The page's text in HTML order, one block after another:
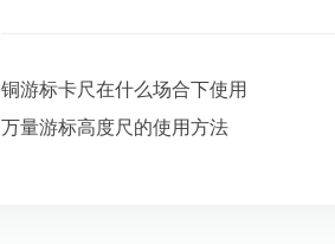
铜游标卡尺在什么场合下使用
万量游标高度尺的使用方法